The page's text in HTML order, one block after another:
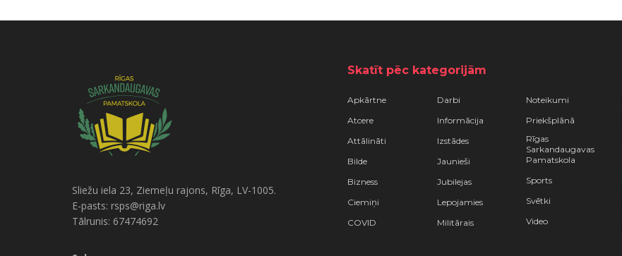
Sliežu iela 23, Ziemeļu rajons, Rīga, LV-1005.
E-pasts: rsps@riga.lv
Tālrunis: 67474692
Skatīt pēc kategorijām
Apkārtne
Atcere
Attālināti
Bilde
Bizness
Ciemiņi
COVID
Darbi
Informācija
Izstādes
Jaunieši
Jubilejas
Lepojamies
Militārais
Noteikumi
Priekšplānā
Rīgas
Sarkandaugavas
Pamatskola
Sports
Svētki
Video